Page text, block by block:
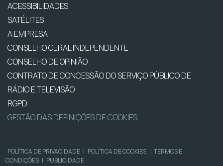
ACESSIBILIDADES
SATÉLITES
A EMPRESA
CONSELHO GERAL INDEPENDENTE
CONSELHO DE OPINIÃO
CONTRATO DE CONCESSÃO DO SERVIÇO PÚBLICO DE
RÁDIO E TELEVISÃO
RGPD
GESTÃO DAS DEFINIÇÕES DE COOKIES
POLÍTICA DE PRIVACIDADE | POLÍTICA DE COOKIES | TERMOS E
CONDIÇÕES | PUBLICIDADE